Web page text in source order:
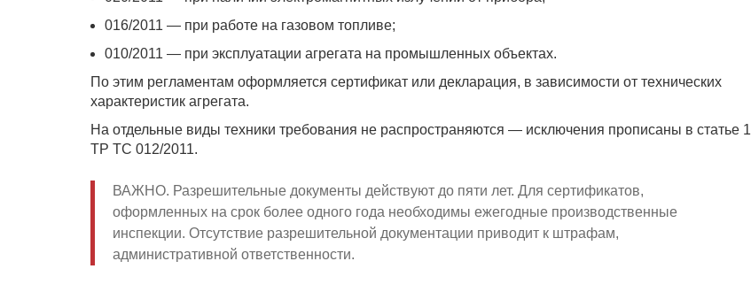
016/2011 — при работе на газовом топливе;
010/2011 — при эксплуатации агрегата на промышленных объектах.
По этим регламентам оформляется сертификат или декларация, в зависимости от технических
характеристик агрегата.
На отдельные виды техники требования не распространяются — исключения прописаны в статье 1
ТР ТС 012/2011.
ВАЖНО. Разрешительные документы действуют до пяти лет. Для сертификатов,
оформленных на срок более одного года необходимы ежегодные производственные
инспекции. Отсутствие разрешительной документации приводит к штрафам,
административной ответственности.